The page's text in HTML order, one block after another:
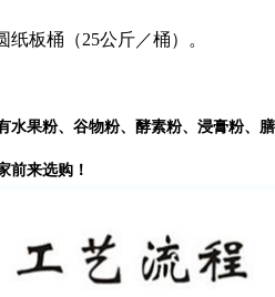
纸板桶（25公斤／桶）。
水果粉、谷物粉、酵素粉、浸膏粉、膳
来选购！